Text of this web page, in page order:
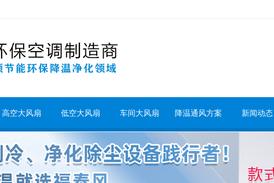
高空大风扇 低空大风扇 车间大风扇 降温通风方案 新闻动态